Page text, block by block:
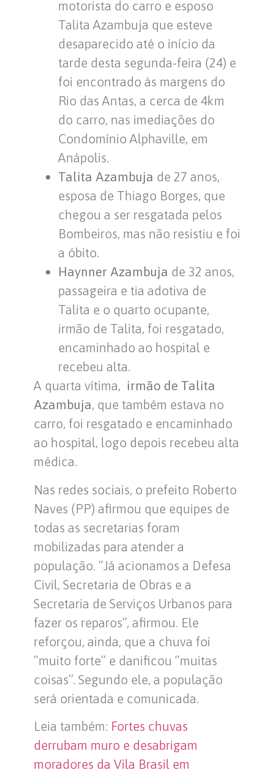
motorista do carro e esposo
Talita Azambuja que esteve
desaparecido até o início da
tarde desta segunda-feira (24) e
foi encontrado às margens do
Rio das Antas, a cerca de 4km
do carro, nas imediações do
Condomínio Alphaville, em
Anápolis.
Talita Azambuja de 27 anos,
esposa de Thiago Borges, que
chegou a ser resgatada pelos
Bombeiros, mas não resistiu e foi
a óbito.
Haynner Azambuja de 32 anos,
passageira e tia adotiva de
Talita e o quarto ocupante,
irmão de Talita, foi resgatado,
encaminhado ao hospital e
recebeu alta.
A quarta vítima, irmão de Talita
Azambuja, que também estava no
carro, foi resgatado e encaminhado
ao hospital, logo depois recebeu alta
médica.
Nas redes sociais, o prefeito Roberto
Naves (PP) afirmou que equipes de
todas as secretarias foram
mobilizadas para atender a
população. “Já acionamos a Defesa
Civil, Secretaria de Obras e a
Secretaria de Serviços Urbanos para
fazer os reparos”, afirmou. Ele
reforçou, ainda, que a chuva foi
“muito forte” e danificou “muitas
coisas”. Segundo ele, a população
será orientada e comunicada.
Leia também: Fortes chuvas
derrubam muro e desabrigam
moradores da Vila Brasil em